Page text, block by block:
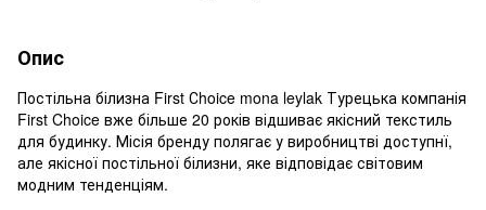
Опис
Постільна білизна First Сhoice mona leylak Турецька компанія
First Choice вже більше 20 років відшиває якісний текстиль
для будинку. Місія бренду полягає у виробництві доступнї,
але якісної постільної білизни, яке відповідає світовим
модним тенденціям.